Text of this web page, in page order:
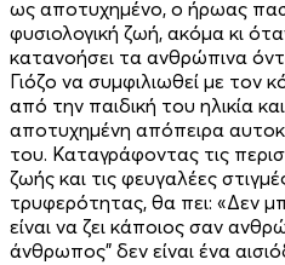
ως αποτυχημένο, ο ήρωας
φυσιολογική ζωή, ακόμα κι
κατανοήσει τα ανθρώπινα
Γιόζο να συμφιλιωθεί με τον
από την παιδική του ηλικία
αποτυχημένη απόπειρα
του. Καταγράφοντας τις
ζωής και τις φευγαλέες
τρυφερότητας, θα πει: «Δεν
είναι να ζει κάποιος σαν
άνθρωπος" δεν είναι ένα